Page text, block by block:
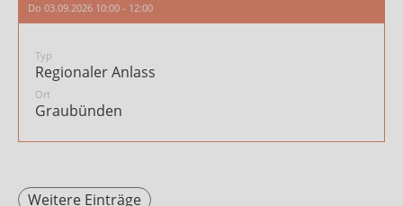
Do 03.09.2026 10:00 - 12:00
Typ
Regionaler Anlass
Ort
Graubünden
Weitere Einträge